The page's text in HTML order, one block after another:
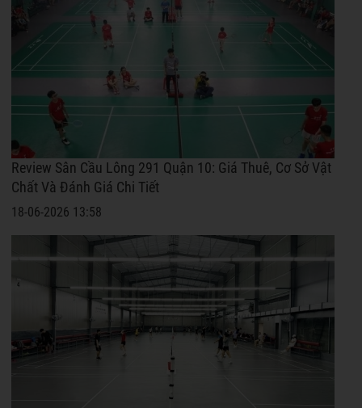
Review Sân Cầu Lông 291 Quận 10: Giá Thuê, Cơ Sở Vật
Chất Và Đánh Giá Chi Tiết
18-06-2026 13:58